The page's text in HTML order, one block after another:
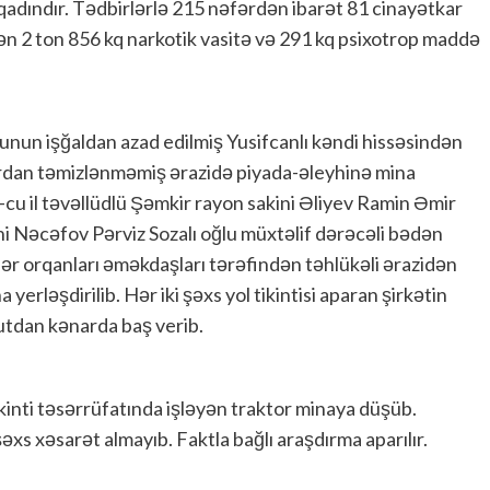
Tədbirlərlə 215 nəfərdən ibarət 81 cinayətkar
ton 856 kq narkotik vasitə və 291 kq psixotrop maddə
işğaldan azad edilmiş Yusifcanlı kəndi hissəsindən
təmizlənməmiş ərazidə piyada-əleyhinə mina
cu il təvəllüdlü Şəmkir rayon sakini Əliyev Ramin Əmir
Nəcəfov Pərviz Sozalı oğlu müxtəlif dərəcəli bədən
orqanları əməkdaşları tərəfindən təhlükəli ərazidən
yerləşdirilib. Hər iki şəxs yol tikintisi aparan şirkətin
kənarda baş verib.
təsərrüfatında işləyən traktor minaya düşüb.
xəsarət almayıb. Faktla bağlı araşdırma aparılır.